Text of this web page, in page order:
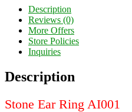
Description
Reviews (0)
More Offers
Store Policies
Inquiries
Description
Stone Ear Ring AI001